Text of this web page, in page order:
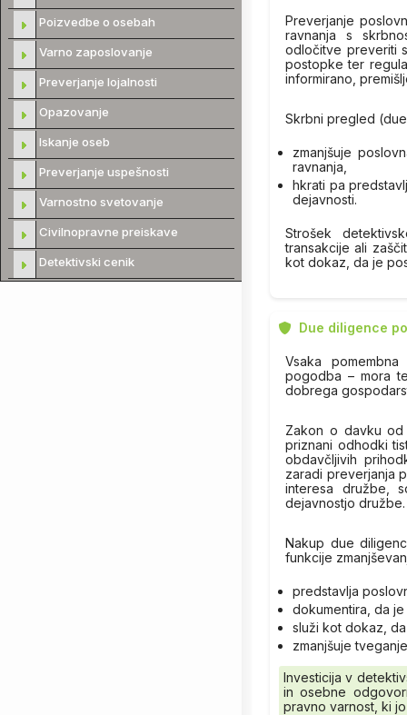
Poizvedbe o osebah
Varno zaposlovanje
Preverjanje lojalnosti
Opazovanje
Iskanje oseb
Preverjanje uspešnosti
Varnostno svetovanje
Civilnopravne preiskave
Detektivski cenik
Preverjanje
ravnanja s
odločitve preveriti
postopke ter
informirano,
Skrbni pregled
zmanjšuje
ravnanja,
hkrati pa
dejavnosti.
Strošek
transakcije ali
kot dokaz, da je
Due diligence
Vsaka
pogodba – mora
dobrega
Zakon o davku
priznani odhodki
obdavčljivih
zaradi preverjanja
interesa družbe,
dejavnostjo družbe.
Nakup due
funkcije
predstavlja
dokumentira, da
služi kot dokaz,
zmanjšuje
Investicija v
in osebne
pravno varnost, ki